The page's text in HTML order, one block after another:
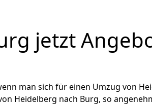
jetzt
man sich für einen Umzug von
Heidelberg nach Burg, so